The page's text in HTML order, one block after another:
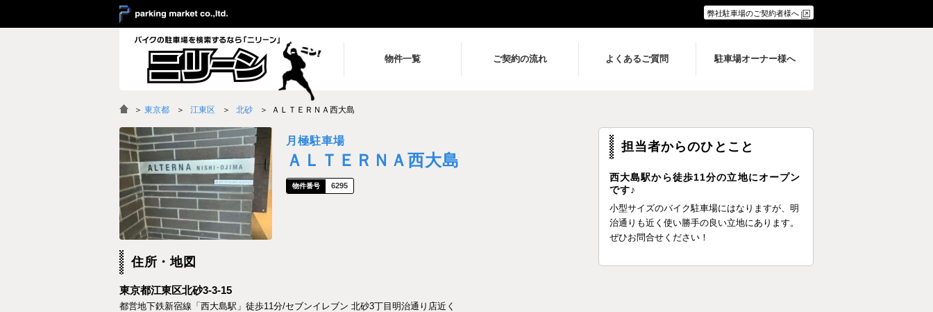
弊社駐車場のご契約者様へ
物件一覧 ご契約の流れ よくあるご質問 駐車場オーナー様へ
＞ 東京都 江東区 北砂 ＡＬＴＥＲＮＡ西大島
月極駐車場
ＡＬＴＥＲＮＡ西大島
6295
住所・地図
東京都江東区北砂3-3-15
都営地下鉄新宿線「西大島駅」徒歩11分/セブンイレブン 北砂3丁目明治通り店近く
担当者からのひとこと
西大島駅から徒歩11分の立地にオープン
です♪
小型サイズのバイク駐車場にはなりますが、明
治通りも近く使い勝手の良い立地にあります。
ぜひお問合せください！